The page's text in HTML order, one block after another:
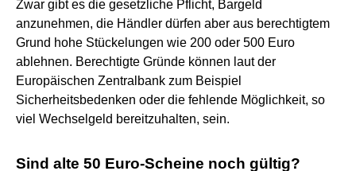
Zwar gibt es die gesetzliche Pflicht, Bargeld
anzunehmen, die Händler dürfen aber aus berechtigtem
Grund hohe Stückelungen wie 200 oder 500 Euro
ablehnen. Berechtigte Gründe können laut der
Europäischen Zentralbank zum Beispiel
Sicherheitsbedenken oder die fehlende Möglichkeit, so
viel Wechselgeld bereitzuhalten, sein.
Sind alte 50 Euro-Scheine noch gültig?